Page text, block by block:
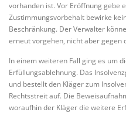
vorhanden ist. Vor Eröffnung gebe
Zustimmungsvorbehalt bewirke
Beschränkung. Der Verwalter
erneut vorgehen, nicht aber gegen
In einem weiteren Fall ging es um
Erfüllungsablehnung. Das
und bestellt den Kläger zum
Rechtsstreit auf. Die
woraufhin der Kläger die weitere